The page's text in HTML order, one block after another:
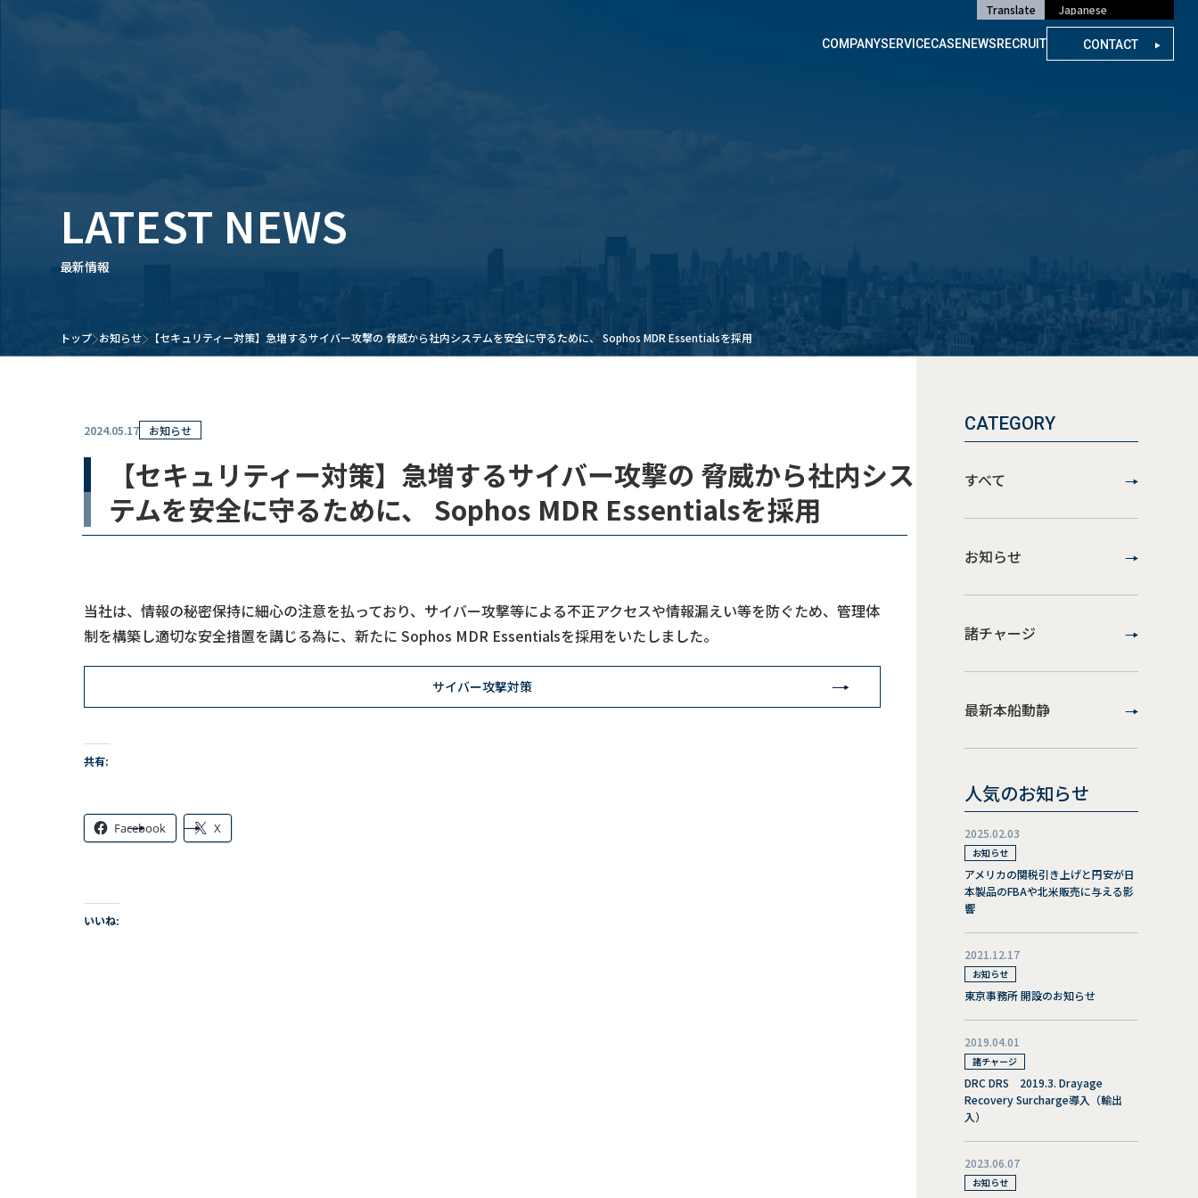
Translate
COMPANYSERVICECASENEWSRECRUIT CONTACT
LATEST NEWS
最新情報
トップ お知らせ 【セキュリティー対策】急増するサイバー攻撃の 脅威から社内システムを安全に守るために、 Sophos MDR Essentialsを採用
2024.05.17 お知らせ
【セキュリティー対策】急増するサイバー攻撃の 脅威から社内シス
テムを安全に守るために、 Sophos MDR Essentialsを採用
当社は、情報の秘密保持に細心の注意を払っており、サイバー攻撃等による不正アクセスや情報漏えい等を防ぐため、管理体
制を構築し適切な安全措置を講じる為に、新たに Sophos MDR Essentialsを採用をいたしました。
サイバー攻撃対策
共有:
Facebook X
いいね:
CATEGORY
すべて
お知らせ
諸チャージ
最新本船動静
人気のお知らせ
2025.02.03
お知らせ
アメリカの関税引き上げと円安が日
本製品のFBAや北米販売に与える影
響
2021.12.17
お知らせ
東京事務所 開設のお知らせ
2019.04.01
諸チャージ
DRC DRS 2019.3. Drayage
Recovery Surcharge導入（輸出
入）
2023.06.07
お知らせ